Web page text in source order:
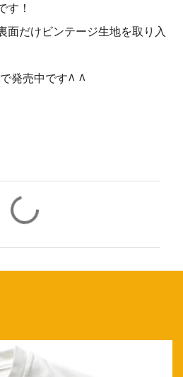
す！
面だけビンテージ生地を取り入
で発売中です^ ^